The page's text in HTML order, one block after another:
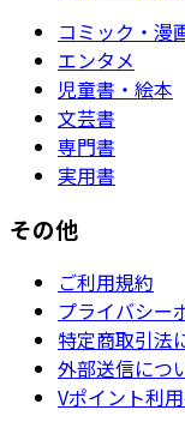
コミック・漫
エンタメ
児童書・絵本
文芸書
専門書
実用書
その他
ご利用規約
プライバシー
特定商取引法
外部送信につ
Vポイント利